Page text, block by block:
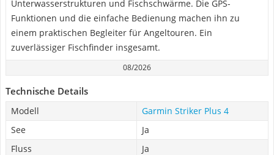
Unterwasserstrukturen und Fischschwärme. Die GPS-
Funktionen und die einfache Bedienung machen ihn zu
einem praktischen Begleiter für Angeltouren. Ein
zuverlässiger Fischfinder insgesamt.
08/2026
Technische Details
Modell
Garmin Striker Plus 4
See
Ja
Fluss
Ja